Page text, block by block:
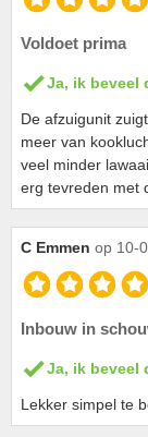
Voldoet prima
Ja, ik beveel
De afzuigunit
meer van
veel minder
erg tevreden met
C Emmen op 10-
Inbouw in
Ja, ik beveel
Lekker simpel te